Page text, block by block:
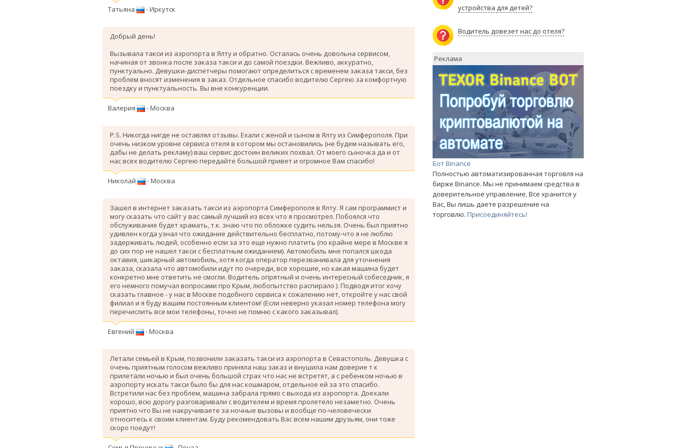
Татьяна - Иркутск
Добрый день!
Вызывала такси из аэропорта в Ялту и обратно. Осталась очень довольна сервисом,
начиная от звонка после заказа такси и до самой поездки. Вежливо, аккуратно,
пунктуально. Девушки-диспетчеры помогают определиться с временем заказа такси, без
проблем вносят изменения в заказ. Отдельное спасибо водителю Сергею за комфортную
поездку и пунктуальность. Вы вне конкуренции.
Валерия - Москва
P.S. Никогда нигде не оставлял отзывы. Ехали с женой и сыном в Ялту из Симферополя. При
очень низком уровне сервиса отеля в котором мы остановились (не будем называть его,
дабы не делать рекламу) ваш сервис достоин великих похвал. От моего сыночка да и от
нас всех водителю Сергею передайте большой привет и огромное Вам спасибо!
Николай - Москва
Зашел в интернет заказать такси из аэропорта Симферополя в Ялту. Я сам программист и
могу сказать что сайт у вас самый лучший из всех что я просмотрел. Побоялся что
обслуживание будет храмать, т.к. знаю что по обложке судить нельзя. Очень был приятно
удивлен когда узнал что ожидание действительно бесплатно, потому-что я не люблю
задерживать людей, особенно если за это еще нужно платить (по крайне мере в Москве я
до сих пор не нашел такси с бесплатным ожиданием). Автомобиль мне попался шкода
октавия, шикарный автомобиль, хотя когда оператор перезванивала для уточнения
заказа, сказала что автомобили идут по очереди, все хорошие, но какая машина будет
конкретно мне ответить не смогли. Водитель опрятный и очень интересный собеседник, я
его немного помучал вопросами про Крым, любопытство распирало ). Подводя итог хочу
сказать главное - у нас в Москве подобного сервиса к сожалению нет, откройте у нас свой
филиал и я буду вашим постоянным клиентом! (Если неверно указал номер телефона могу
перечислить все мои телефоны, точно не помню с какого заказывал).
Евгений - Москва
Летали семьей в Крым, позвонили заказать такси из аэропорта в Севастополь. Девушка с
очень приятным голосом вежливо приняла наш заказ и внушила нам доверие т к
прилетали ночью и был очень большой страх что нас не встретят, а с ребенком ночью в
аэропорту искать такси было бы для нас кошмаром, отдельное ей за это спасибо.
Вcтретили нас без проблем, машина забрала прямо с выхода из аэропорта. Доехали
хорошо, всю дорогу разговаривали с водителем и время пролетело незаметно. Очень
приятно что Вы не накручиваете за ночные вызовы и вообще по-человечески
относитесь к своим клиентам. Буду рекомендовать Вас всем нашим друзьям, они тоже
скоро поедут!
устройства для детей?
Водитель довезет нас до отеля?
Реклама
Бот Binance
Полностью автоматизированная торговля на
бирже Binance. Мы не принимаем средства в
доверительное управление, Все хранится у
Вас, Вы лишь даете разрешение на
торговлю.Присоединяйтесь!